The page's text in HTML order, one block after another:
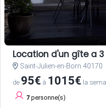
Location d'un gîte a
Saint-Julien-en-Born 40170
de 95€ à 1015€ la
7 personne(s)